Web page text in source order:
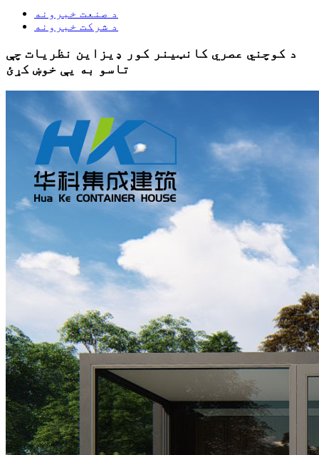
د صنعت خبرونه
د شرکت خبرونه
د کوچني عصري کانټینر کور ډیزاین نظریات چې
تاسو به یې خوښ کړئ